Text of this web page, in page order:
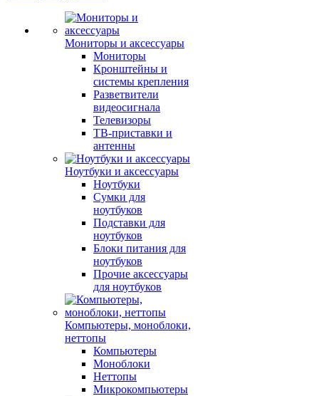
Мониторы и аксессуары
Мониторы
Кронштейны и
системы крепления
Разветвители
видеосигнала
Телевизоры
ТВ-приставки и
антенны
Ноутбуки и аксессуары
Ноутбуки
Сумки для
ноутбуков
Подставки для
ноутбуков
Блоки питания для
ноутбуков
Прочие аксессуары
для ноутбуков
Компьютеры, моноблоки,
неттопы
Компьютеры
Моноблоки
Неттопы
Микрокомпьютеры